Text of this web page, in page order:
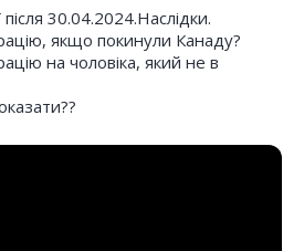
30.04.2024.Наслідки.
якщо покинули Канаду?
на чоловіка, який не в